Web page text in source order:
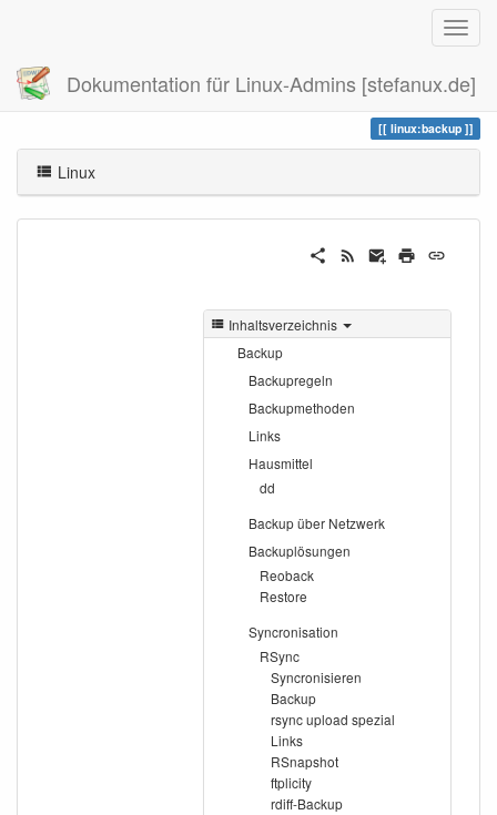
Dokumentation für Linux-Admins [stefanux.de]
Zuletzt angesehen backup
linux:backup
Linux
Inhaltsverzeichnis
Backup
Backupregeln
Backupmethoden
Links
Hausmittel
dd
Backup über Netzwerk
Backuplösungen
Reoback
Restore
Syncronisation
RSync
Syncronisieren
Backup
rsync upload spezial
Links
RSnapshot
ftplicity
rdiff-Backup